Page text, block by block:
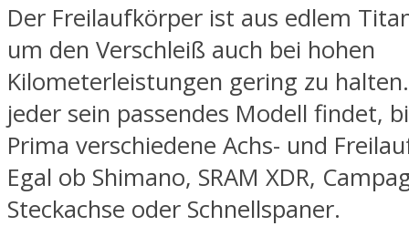
Der Freilaufkörper ist aus edlem
um den Verschleiß auch bei hohen
Kilometerleistungen gering zu
jeder sein passendes Modell findet,
Prima verschiedene Achs- und
Egal ob Shimano, SRAM XDR,
Steckachse oder Schnellspaner.